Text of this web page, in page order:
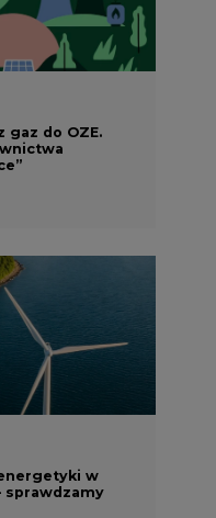
gaz do OZE.
w
sprawdzamy